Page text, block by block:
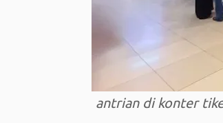
antrian di konter